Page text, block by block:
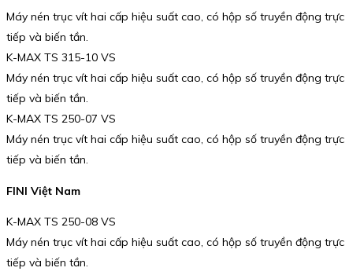
Máy nén trục vít hai cấp hiệu suất cao, có hộp số truyền động trực
tiếp và biến tần.
K-MAX TS 315-10 VS
Máy nén trục vít hai cấp hiệu suất cao, có hộp số truyền động trực
tiếp và biến tần.
K-MAX TS 250-07 VS
Máy nén trục vít hai cấp hiệu suất cao, có hộp số truyền động trực
tiếp và biến tần.
FINI Việt Nam
K-MAX TS 250-08 VS
Máy nén trục vít hai cấp hiệu suất cao, có hộp số truyền động trực
tiếp và biến tần.